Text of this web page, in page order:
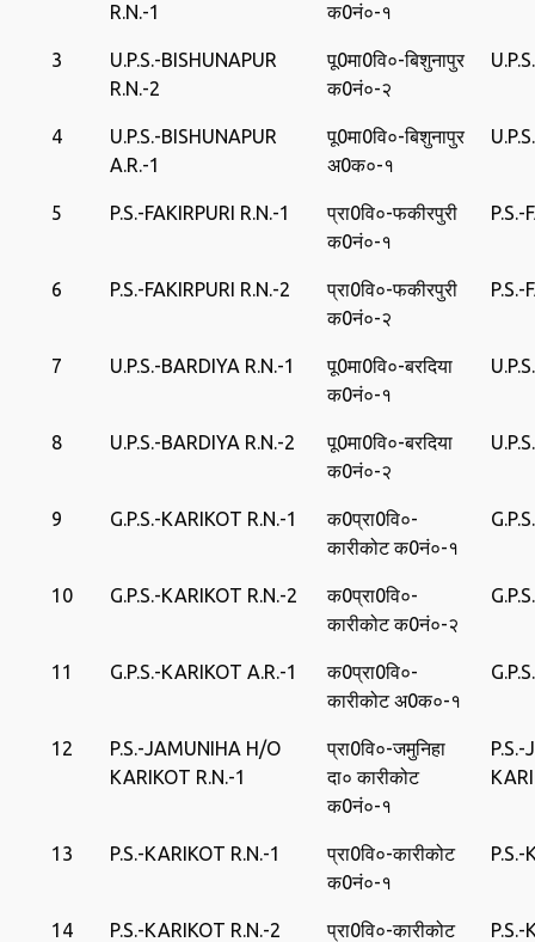
R.N.-1
क0नं०-१
3
U.P.S.-BISHUNAPUR
R.N.-2
पू0मा0वि०-बिशुनापुर
क0नं०-२
4
U.P.S.-BISHUNAPUR
A.R.-1
पू0मा0वि०-बिशुनापुर
अ0क०-१
5 P.S.-FAKIRPURI R.N.-1
प्रा0वि०-फकीरपुरी
क0नं०-१
P.S.-
6 P.S.-FAKIRPURI R.N.-2
प्रा0वि०-फकीरपुरी
क0नं०-२
P.S.-
7 U.P.S.-BARDIYA R.N.-1
पू0मा0वि०-बरदिया
क0नं०-१
8 U.P.S.-BARDIYA R.N.-2
पू0मा0वि०-बरदिया
क0नं०-२
9 G.P.S.-KARIKOT R.N.-1
क0प्रा0वि०-
कारीकोट क0नं०-१
10 G.P.S.-KARIKOT R.N.-2
क0प्रा0वि०-
कारीकोट क0नं०-२
11 G.P.S.-KARIKOT A.R.-1
क0प्रा0वि०-
कारीकोट अ0क०-१
12
P.S.-JAMUNIHA H/O
KARIKOT R.N.-1
प्रा0वि०-जमुनिहा
दा० कारीकोट
क0नं०-१
13 P.S.-KARIKOT R.N.-1
प्रा0वि०-कारीकोट
क0नं०-१
P.S.-
14 P.S.-KARIKOT R.N.-2
प्रा0वि०-कारीकोट
P.S.-